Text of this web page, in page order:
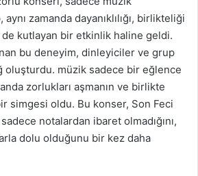
zamanda dayanıklılığı, birlikteliği
kutlayan bir etkinlik haline geldi.
bu deneyim, dinleyiciler ve grup
oluşturdu. müzik sadece bir eğlence
zorlukları aşmanın ve birlikte
simgesi oldu. Bu konser, Son Feci
notalardan ibaret olmadığını,
dolu olduğunu bir kez daha